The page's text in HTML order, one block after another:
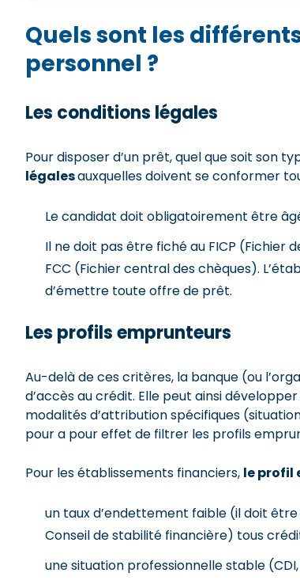
Quels sont les
personnel ?
Les conditions légales
Pour disposer d’un prêt, quel que soit son
légalesauxquelles doivent se conformer
Le candidat doit obligatoirement être
Il ne doit pas être fiché au FICP
FCC (Fichier central des chèques).
d’émettre toute offre de prêt.
Les profils emprunteurs
Au-delà de ces critères, la banque (ou
d’accès au crédit. Elle peut ainsi
modalités d’attribution spécifiques
pour a pour effet de filtrer les profils
Pour les établissements financiers, le profil
un taux d’endettement faible (il doit être
Conseil de stabilité financière) tous
une situation professionnelle stable